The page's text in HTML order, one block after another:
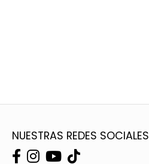
NUESTRAS REDES SOCIALES